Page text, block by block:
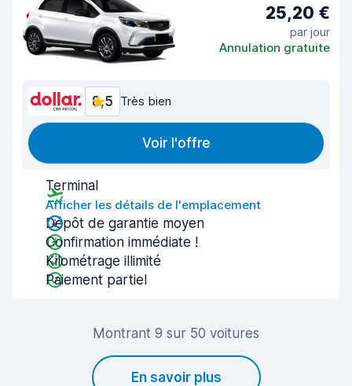
25,20 €
par jour
Annulation gratuite
8,5 Très bien
Voir l'offre
Terminal
Afficher les détails de l'emplacement
Dépôt de garantie moyen
Confirmation immédiate !
Kilométrage illimité
Paiement partiel
Montrant 9 sur 50 voitures
En savoir plus